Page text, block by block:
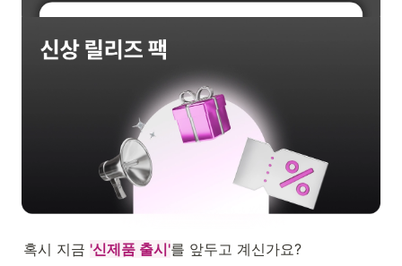
혹시 지금 '신제품 출시'를 앞두고 계신가요?